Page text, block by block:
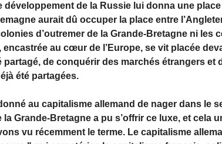
développement de la Russie lui donna une
aurait dû occuper la place entre
d’outremer de la Grande-Bretagne ni les
encastrée au cœur de l’Europe, se vit placée
partagé, de conquérir des marchés étrangers
été partagées.
au capitalisme allemand de nager dans le
la Grande-Bretagne a pu s’offrir ce luxe, et
vu récemment le terme. Le capitalisme